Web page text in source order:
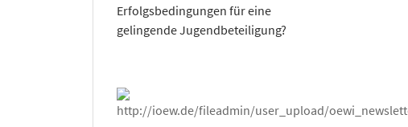
Erfolgsbedingungen für eine
gelingende Jugendbeteiligung?